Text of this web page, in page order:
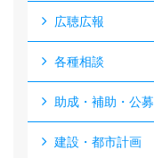
広聴広報
各種相談
助成・補助・公募
建設・都市計画